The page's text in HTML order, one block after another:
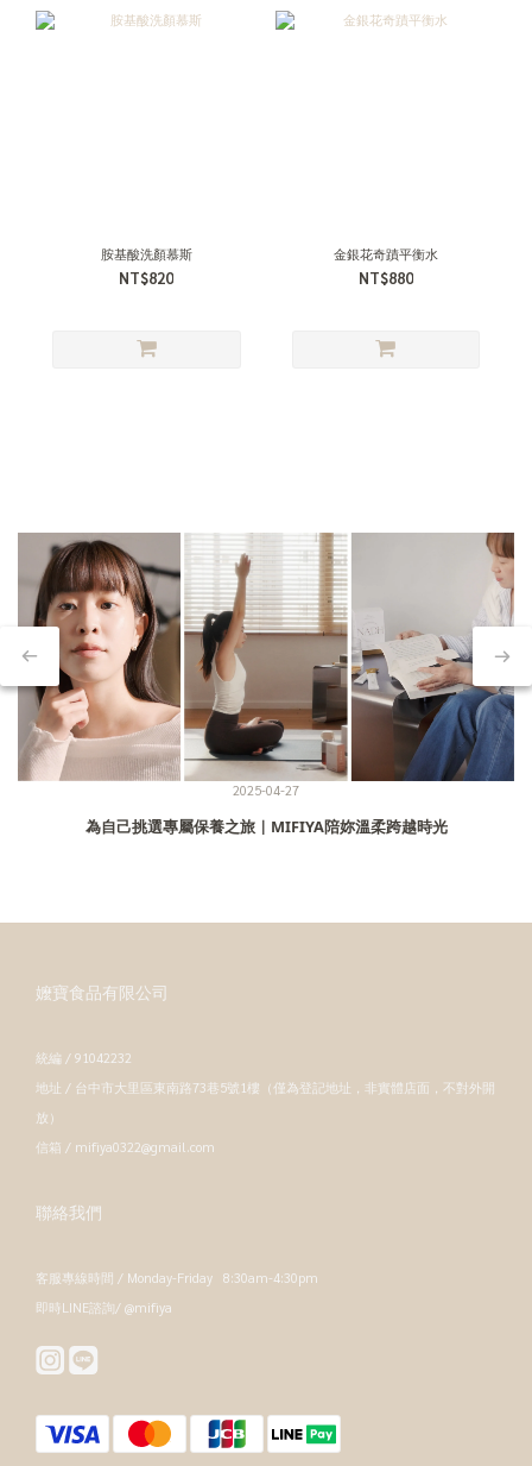
胺基酸洗顏慕斯
NT$820
金銀花奇蹟平衡水
NT$880
2025-04-27
為自己挑選專屬保養之旅｜MIFIYA陪妳溫柔跨越時光
嬤寶食品有限公司
統編 / 91042232
地址 / 台中市大里區東南路73巷5號1樓（僅為登記地址，非實體店面，不對外開
放）
信箱 / mifiya0322@gmail.com
聯絡我們
客服專線時間 / Monday-Friday 8:30am-4:30pm
即時LINE諮詢/ @mifiya